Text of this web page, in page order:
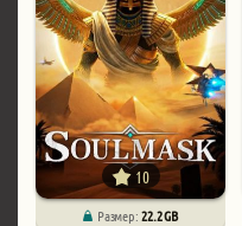
10
Размер:22.2 GB